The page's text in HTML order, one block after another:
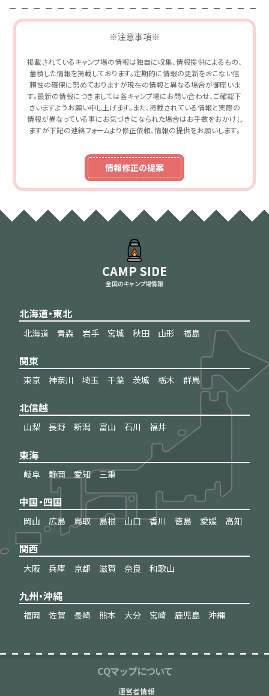
※注意事項※
掲載されているキャンプ場の情報は独自に収集、情報提供によるもの、
蓄積した情報を掲載しております。定期的に情報の更新をおこない信
頼性の確保に努めておりますが現在の情報と異なる場合が御座いま
す。最新の情報につきましては各キャンプ場にお問い合わせ、ご確認下
さいますようお願い申し上げます。また、掲載されている情報と実際の
情報が異なっている事にお気づきになられた場合はお手数をおかけし
ますが下記の連絡フォームより修正依頼、情報の提供をお願いします。
情報修正の提案
CAMP SIDE
全国のキャンプ場情報
北海道・東北
北海道 青森 岩手 宮城 秋田 山形 福島
関東
東京 神奈川 埼玉 千葉 茨城 栃木 群馬
北信越
山梨 長野 新潟 富山 石川 福井
東海
岐阜 静岡 愛知 三重
中国・四国
岡山 広島 鳥取 島根 山口 香川 徳島 愛媛 高知
関西
大阪 兵庫 京都 滋賀 奈良 和歌山
九州・沖縄
福岡 佐賀 長崎 熊本 大分 宮崎 鹿児島 沖縄
CQマップについて
運営者情報